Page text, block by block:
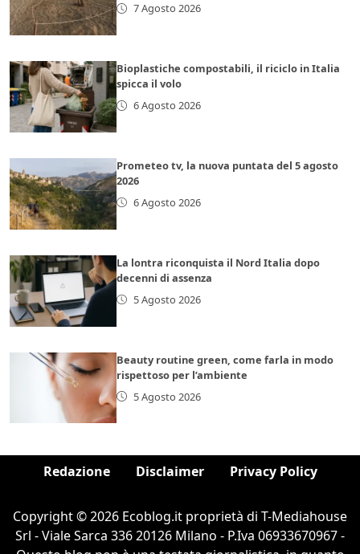
7 Agosto 2026
Bioplastiche compostabili, il riciclo in Italia
spicca il volo
6 Agosto 2026
Prometeo tv, la nuova puntata del 5 agosto
2026
6 Agosto 2026
La lontra riconquista il Nord Italia dopo
decenni di assenza
5 Agosto 2026
Beauty routine green, come farla in modo
rispettoso per l’ambiente
5 Agosto 2026
Redazione Disclaimer Privacy Policy
Copyright © 2026 Ecoblog.it proprietà di T-Mediahouse
Srl - Viale Sarca 336 20126 Milano - P.Iva 06933670967 -